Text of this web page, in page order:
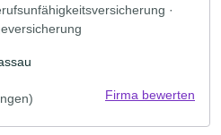
·
Firma bewerten